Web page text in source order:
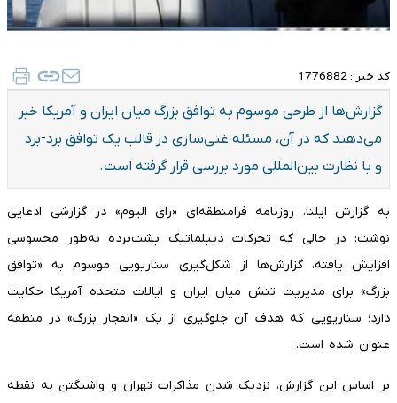
کد خبر : 1776882
گزارش‌ها از طرحی موسوم به توافق بزرگ میان ایران و آمریکا خبر
می‌دهند که در آن، مسئله غنی‌سازی در قالب یک توافق برد-برد
و با نظارت بین‌المللی مورد بررسی قرار گرفته است.
به گزارش ایلنا، روزنامه فرامنطقه‌ای «رای الیوم» در گزارشی ادعایی
نوشت: در حالی که تحرکات دیپلماتیک پشت‌پرده به‌طور محسوسی
افزایش یافته، گزارش‌ها از شکل‌گیری سناریویی موسوم به «توافق
بزرگ» برای مدیریت تنش میان ایران و ایالات متحده آمریکا حکایت
دارد؛ سناریویی که هدف آن جلوگیری از یک «انفجار بزرگ» در منطقه
عنوان شده است.
بر اساس این گزارش، نزدیک شدن مذاکرات تهران و واشنگتن به نقطه